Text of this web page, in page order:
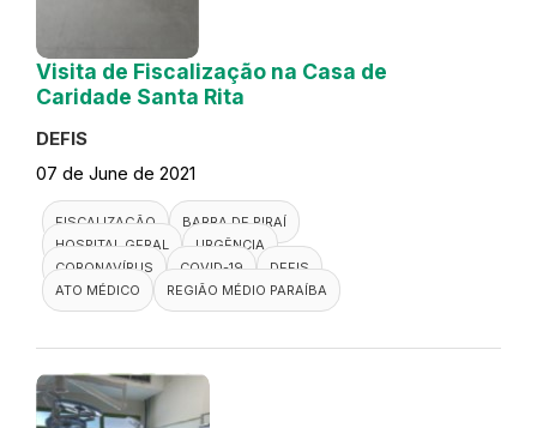
Visita de Fiscalização na Casa de
Caridade Santa Rita
DEFIS
07 de June de 2021
FISCALIZAÇÃO
BARRA DE PIRAÍ
HOSPITAL GERAL
URGÊNCIA
CORONAVÍRUS
COVID-19
DEFIS
ATO MÉDICO
REGIÃO MÉDIO PARAÍBA